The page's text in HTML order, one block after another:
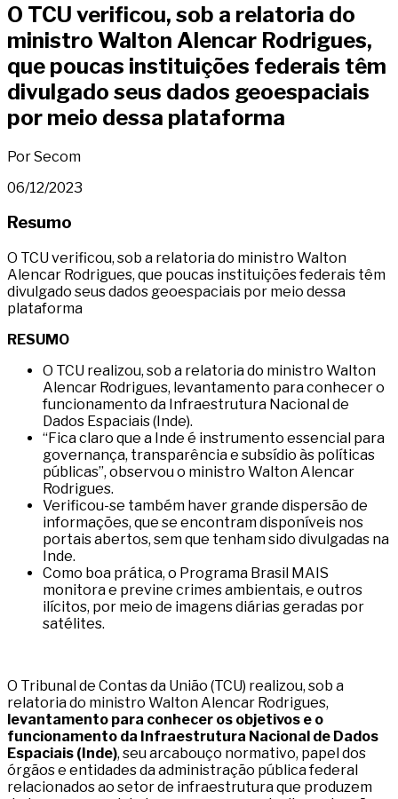
O TCU verificou, sob a relatoria do
ministro Walton Alencar Rodrigues,
que poucas instituições federais têm
divulgado seus dados geoespaciais
por meio dessa plataforma
Por Secom
06/12/2023
Resumo
O TCU verificou, sob a relatoria do ministro Walton
Alencar Rodrigues, que poucas instituições federais têm
divulgado seus dados geoespaciais por meio dessa
plataforma
RESUMO
O TCU realizou, sob a relatoria do ministro Walton
Alencar Rodrigues, levantamento para conhecer o
funcionamento da Infraestrutura Nacional de
Dados Espaciais (Inde).
“Fica claro que a Inde é instrumento essencial para
governança, transparência e subsídio às políticas
públicas”, observou o ministro Walton Alencar
Rodrigues.
Verificou-se também haver grande dispersão de
informações, que se encontram disponíveis nos
portais abertos, sem que tenham sido divulgadas na
Inde.
Como boa prática, o Programa Brasil MAIS
monitora e previne crimes ambientais, e outros
ilícitos, por meio de imagens diárias geradas por
satélites.
O Tribunal de Contas da União (TCU) realizou, sob a
relatoria do ministro Walton Alencar Rodrigues,
levantamento para conhecer os objetivos e o
funcionamento da Infraestrutura Nacional de Dados
Espaciais (Inde), seu arcabouço normativo, papel dos
órgãos e entidades da administração pública federal
relacionados ao setor de infraestrutura que produzem